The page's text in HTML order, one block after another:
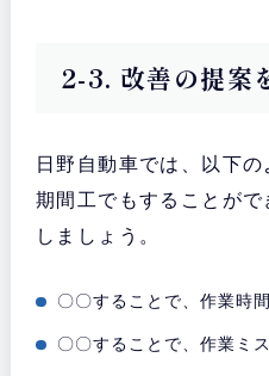
2-3. 改善の提案
日野自動車では、以下
期間工でもすることが
しましょう。
〇〇することで、作業時
〇〇することで、作業ミ